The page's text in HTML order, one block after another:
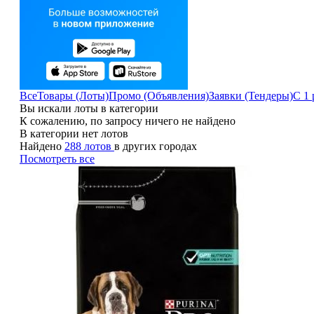
ВсеТовары (Лоты)Промо (Объявления)Заявки (Тендеры)С 1
Вы искали лоты в категории
К сожалению, по запросу ничего не найдено
В категории нет лотов
Найдено 288 лотов в других городах
Посмотреть все